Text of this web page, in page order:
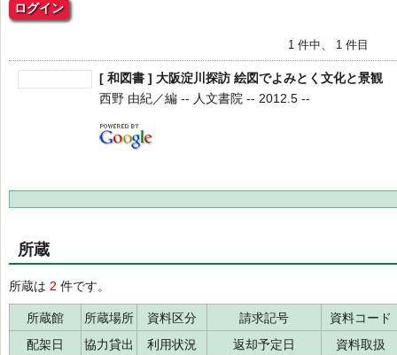
ログイン
1 件中、 1 件目
[ 和図書 ] 大阪淀川探訪 絵図でよみとく文化と景観
西野 由紀／編 -- 人文書院 -- 2012.5 --
所蔵
所蔵は 2 件です。
所蔵館 所蔵場所 資料区分 請求記号
資料コード
配架日
協力貸出 利用状況 返却予定日
資料取扱